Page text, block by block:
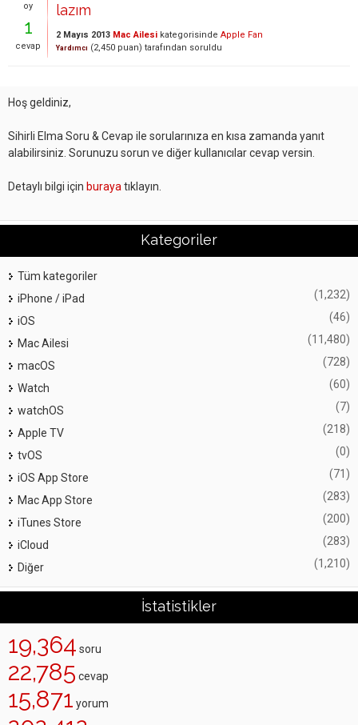
oy
1
cevap
lazım
2 Mayıs 2013 Mac Ailesi kategorisinde Apple Fan
Yardımcı (2,450 puan) tarafından soruldu
Hoş geldiniz,
Sihirli Elma Soru & Cevap ile sorularınıza en kısa zamanda yanıt
alabilirsiniz. Sorunuzu sorun ve diğer kullanıcılar cevap versin.
Detaylı bilgi için burayatıklayın.
Kategoriler
Tüm kategoriler
iPhone / iPad
(1,232)
iOS (46)
Mac Ailesi (11,480)
macOS (728)
Watch (60)
watchOS (7)
Apple TV (218)
tvOS (0)
iOS App Store (71)
Mac App Store (283)
iTunes Store (200)
iCloud (283)
Diğer (1,210)
İstatistikler
19,364 soru
22,785 cevap
15,871 yorum